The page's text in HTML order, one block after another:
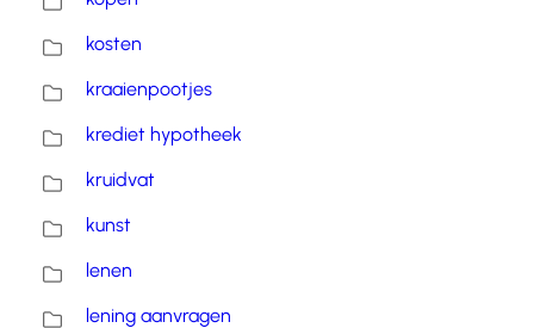
kosten
kraaienpootjes
krediet hypotheek
kruidvat
kunst
lenen
lening aanvragen